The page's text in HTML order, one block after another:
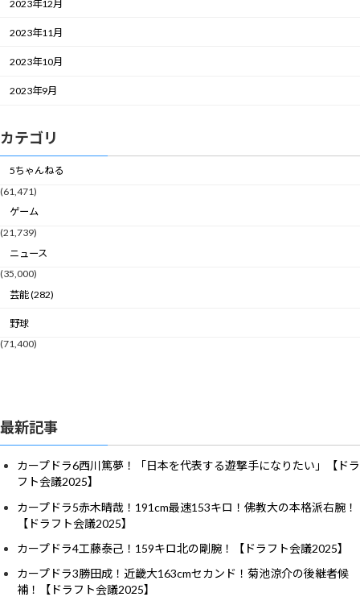
2023年12月
2023年11月
2023年10月
2023年9月
カテゴリ
5ちゃんねる
(61,471)
ゲーム
(21,739)
ニュース
(35,000)
芸能 (282)
野球
(71,400)
最新記事
カープドラ6西川篤夢！「日本を代表する遊撃手になりたい」【ドラ
フト会議2025】
カープドラ5赤木晴哉！191cm最速153キロ！佛教大の本格派右腕！
【ドラフト会議2025】
カープドラ4工藤泰己！159キロ北の剛腕！【ドラフト会議2025】
カープドラ3勝田成！近畿大163cmセカンド！菊池涼介の後継者候
補！【ドラフト会議2025】